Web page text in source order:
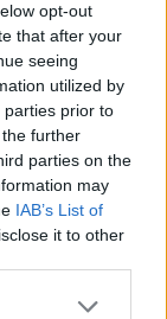
opt-out
that after your
seeing
utilized by
parties prior to
further
parties on the
may
IAB’s List of
it to other
more Google